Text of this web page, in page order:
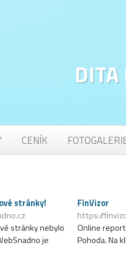
CENÍK
stránky!
stránky nebylo
je
FinVizor
https://
Online
Pohoda. Na